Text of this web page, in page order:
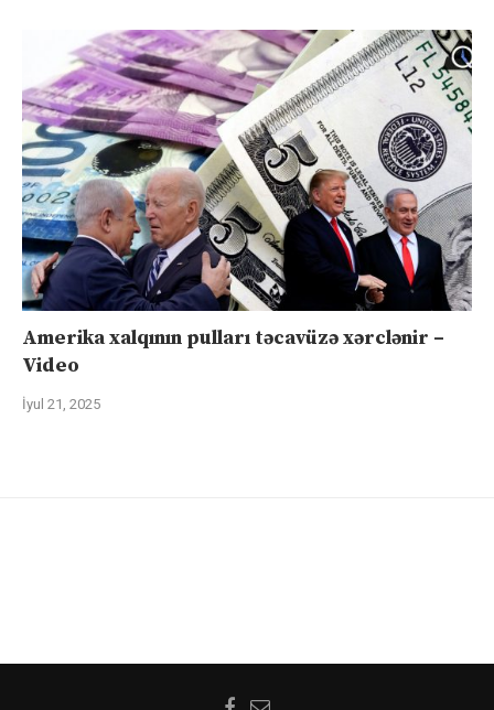
Amerika xalqının pulları təcavüzə xərclənir –
Video
İyul 21, 2025